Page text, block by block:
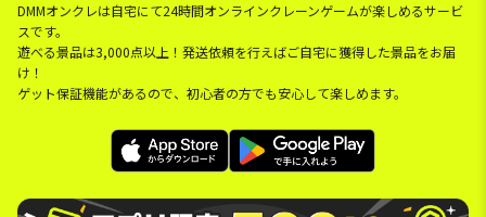
DMMオンクレは自宅にて24時間オンラインクレーンゲームが楽しめるサービ
スです。
遊べる景品は3,000点以上！発送依頼を行えばご自宅に獲得した景品をお届
け！
ゲット保証機能があるので、初心者の方でも安心して楽しめます。